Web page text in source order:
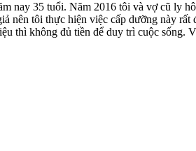
35 tuổi. Năm 2016 tôi và vợ cũ ly
nên tôi thực hiện việc cấp dưỡng này
thì không đủ tiền để duy trì cuộc